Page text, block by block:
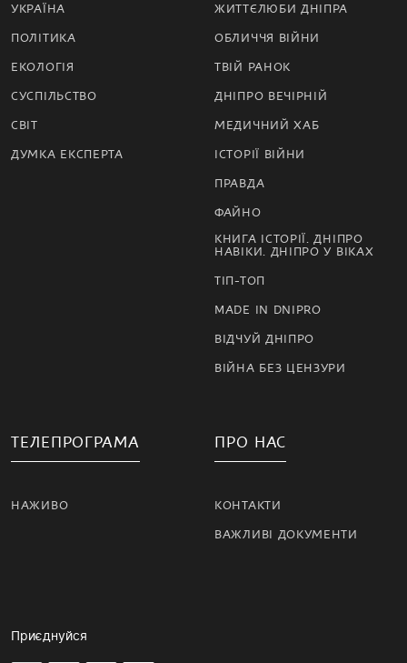
УКРАЇНА
ПОЛІТИКА
ЕКОЛОГІЯ
СУСПІЛЬСТВО
СВІТ
ДУМКА ЕКСПЕРТА
ЖИТТЄЛЮБИ ДНІПРА
ОБЛИЧЧЯ ВІЙНИ
ТВІЙ РАНОК
ДНІПРО ВЕЧІРНІЙ
МЕДИЧНИЙ ХАБ
ІСТОРІЇ ВІЙНИ
ПРАВДА
ФАЙНО
КНИГА ІСТОРІЇ. ДНІПРО
НАВІКИ. ДНІПРО У ВІКАХ
ТІП-ТОП
MADE IN DNIPRO
ВІДЧУЙ ДНІПРО
ВІЙНА БЕЗ ЦЕНЗУРИ
ТЕЛЕПРОГРАМА
НАЖИВО
ПРО НАС
КОНТАКТИ
ВАЖЛИВІ ДОКУМЕНТИ
Приєднуйся